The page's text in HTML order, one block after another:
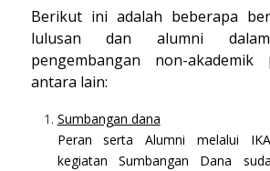
Berikut ini adalah beberapa
lulusan dan alumni
pengembangan non-
antara lain:
Sumbangan dana
Peran serta Alumni melalui
kegiatan Sumbangan Dana